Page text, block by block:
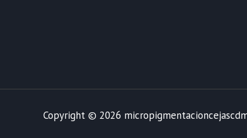
Copyright © 2026